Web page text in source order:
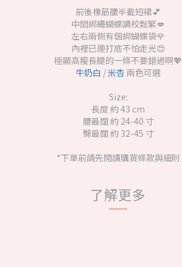
前後橡筋腰半截短裙💕
中間綁繩蝴蝶調校鬆緊💋
左右兩側有個綁蝴蝶袋🌹
內裡已連打底不怕走光😍
極顯高瘦長腿的一條不要錯過啊💖
牛奶白 /米杏 兩色可選
Size:
長度 約 43 cm
腰最闊 約 24-40 寸
臀最闊 約 32-45 寸
*下單前請先閱讀購買條款與細則
了解更多